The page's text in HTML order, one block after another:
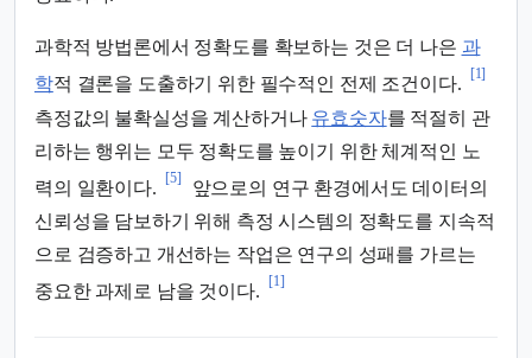
과학적 방법론에서 정확도를 확보하는 것은 더 나은 과
학적 결론을 도출하기 위한 필수적인 전제 조건이다.
[1]
측정값의 불확실성을 계산하거나 유효숫자를 적절히 관
리하는 행위는 모두 정확도를 높이기 위한 체계적인 노
력의 일환이다.
[5]
앞으로의 연구 환경에서도 데이터의
신뢰성을 담보하기 위해 측정 시스템의 정확도를 지속적
으로 검증하고 개선하는 작업은 연구의 성패를 가르는
중요한 과제로 남을 것이다.
[1]